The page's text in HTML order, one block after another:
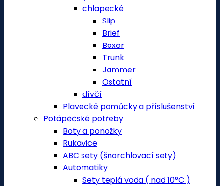
chlapecké
Slip
Brief
Boxer
Trunk
Jammer
Ostatní
dívčí
Plavecké pomůcky a příslušenství
Potápěčské potřeby
Boty a ponožky
Rukavice
ABC sety (šnorchlovací sety)
Automatiky
Sety teplá voda ( nad 10°C )